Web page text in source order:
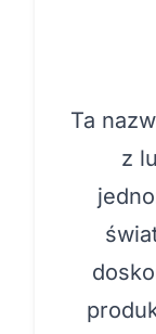
Ta
z